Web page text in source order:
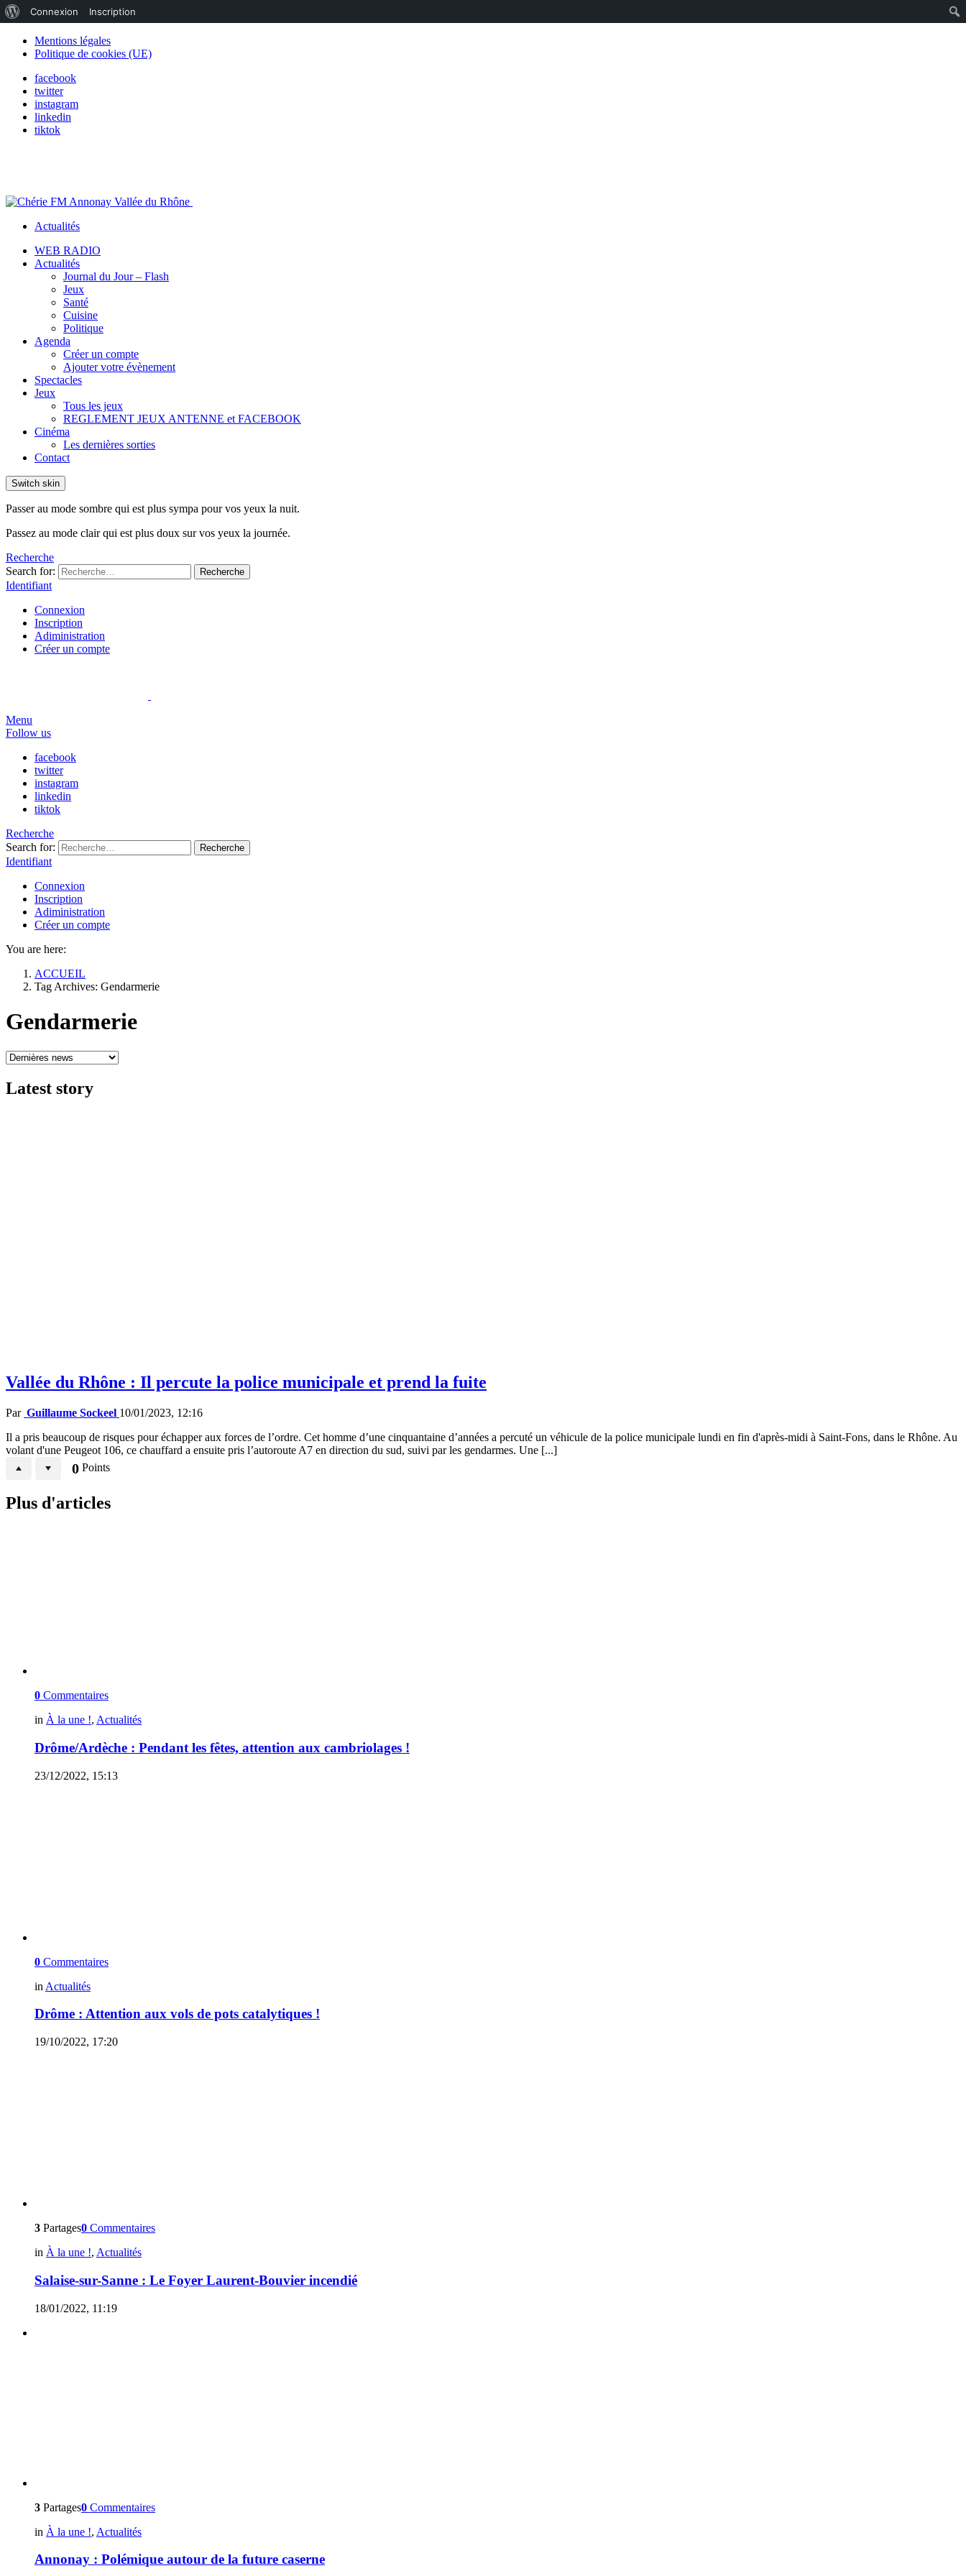
Mentions légales
Politique de cookies (UE)
facebook
twitter
instagram
linkedin
tiktok
Actualités
WEB RADIO
Actualités
Journal du Jour – Flash
Jeux
Santé
Cuisine
Politique
Agenda
Créer un compte
Ajouter votre évènement
Spectacles
Jeux
Tous les jeux
REGLEMENT JEUX ANTENNE et FACEBOOK
Cinéma
Les dernières sorties
Contact
Switch skin
Passer au mode sombre qui est plus sympa pour vos yeux la nuit.
Passez au mode clair qui est plus doux sur vos yeux la journée.
Recherche
Search for:
Recherche
Identifiant
Connexion
Inscription
Adiministration
Créer un compte
Menu
Follow us
facebook
twitter
instagram
linkedin
tiktok
Recherche
Search for:
Recherche
Identifiant
Connexion
Inscription
Adiministration
Créer un compte
You are here:
ACCUEIL
Tag Archives: Gendarmerie
Gendarmerie
Latest story
Vallée du Rhône : Il percute la police municipale et prend la fuite
Par Guillaume Sockeel 10/01/2023, 12:16
Il a pris beaucoup de risques pour échapper aux forces de l’ordre. Cet homme d’une cinquantaine d’années a percuté un véhicule de la police municipale lundi en fin d'après-midi à Saint-Fons, dans le Rhône. Au
volant d'une Peugeot 106, ce chauffard a ensuite pris l’autoroute A7 en direction du sud, suivi par les gendarmes. Une [...]
0 Points
Plus d'articles
0 Commentaires
in À la une !, Actualités
Drôme/Ardèche : Pendant les fêtes, attention aux cambriolages !
23/12/2022, 15:13
0 Commentaires
in Actualités
Drôme : Attention aux vols de pots catalytiques !
19/10/2022, 17:20
3 Partages0 Commentaires
in À la une !, Actualités
Salaise-sur-Sanne : Le Foyer Laurent-Bouvier incendié
18/01/2022, 11:19
3 Partages0 Commentaires
in À la une !, Actualités
Annonay : Polémique autour de la future caserne
de
WordPress
Connexion Inscription